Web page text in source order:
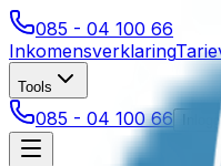
085 - 04 100 66
Inkomensverklaring
Tools
085 - 04 100 66